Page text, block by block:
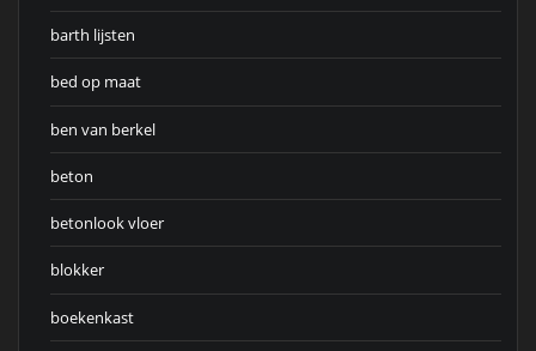
barth lijsten
bed op maat
ben van berkel
beton
betonlook vloer
blokker
boekenkast